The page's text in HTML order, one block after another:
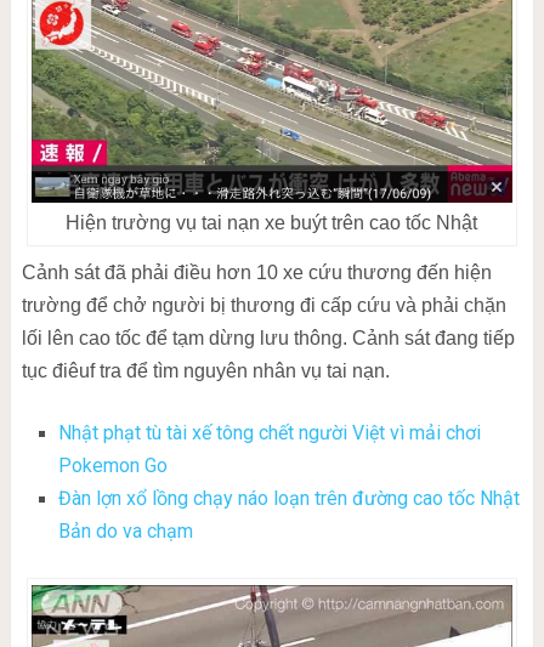
Hiện trường vụ tai nạn xe buýt trên cao tốc Nhật
Cảnh sát đã phải điều hơn 10 xe cứu thương đến hiện
trường để chở người bị thương đi cấp cứu và phải chặn
lối lên cao tốc để tạm dừng lưu thông. Cảnh sát đang tiếp
tục điêuf tra để tìm nguyên nhân vụ tai nạn.
Nhật phạt tù tài xế tông chết người Việt vì mải chơi
Pokemon Go
Đàn lợn xổ lồng chạy náo loạn trên đường cao tốc Nhật
Bản do va chạm